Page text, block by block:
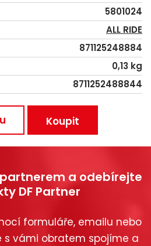
5801024
ALL RIDE
871125248884
0,13 kg
8711252488844
Koupit
a odebírejte
DF Partner
formuláře, emailu nebo
s vámi obratem spojíme a